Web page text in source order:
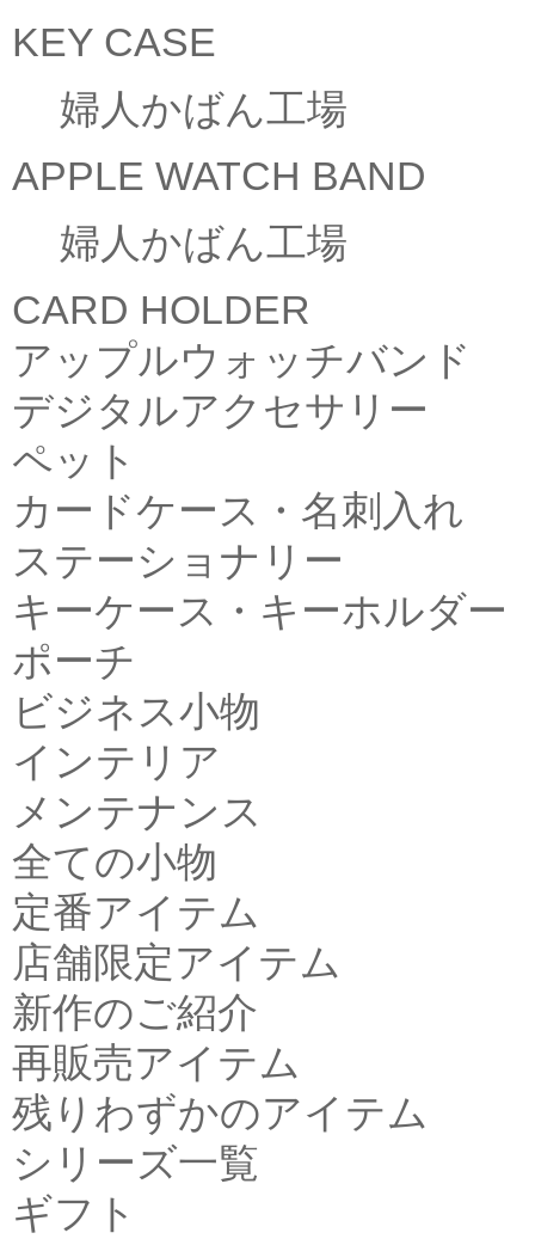
KEY CASE
婦人かばん工場
APPLE WATCH BAND
婦人かばん工場
CARD HOLDER
アップルウォッチバンド
デジタルアクセサリー
ペット
カードケース・名刺入れ
ステーショナリー
キーケース・キーホルダー
ポーチ
ビジネス小物
インテリア
メンテナンス
全ての小物
定番アイテム
店舗限定アイテム
新作のご紹介
再販売アイテム
残りわずかのアイテム
シリーズ一覧
ギフト